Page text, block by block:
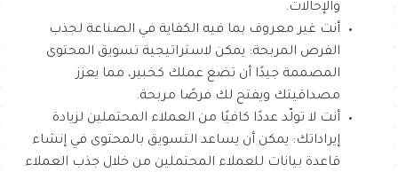
والإحالات.
أنت غير معروف بما فيه الكفاية في الصناعة لجذب
الفرص المربحة: يمكن لاستراتيجية تسويق المحتوى
المصممة جيدًا أن تضع عملك كخبير، مما يعزز
مصداقيتك ويفتح لك فرصًا مربحة.
أنت لا تولّد عددًا كافيًا من العملاء المحتملين لزيادة
إيراداتك: يمكن أن يساعد التسويق بالمحتوى في إنشاء
قاعدة بيانات للعملاء المحتملين من خلال جذب العملاء